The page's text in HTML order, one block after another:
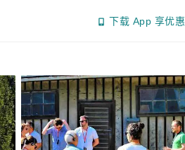
下载 App 享优惠